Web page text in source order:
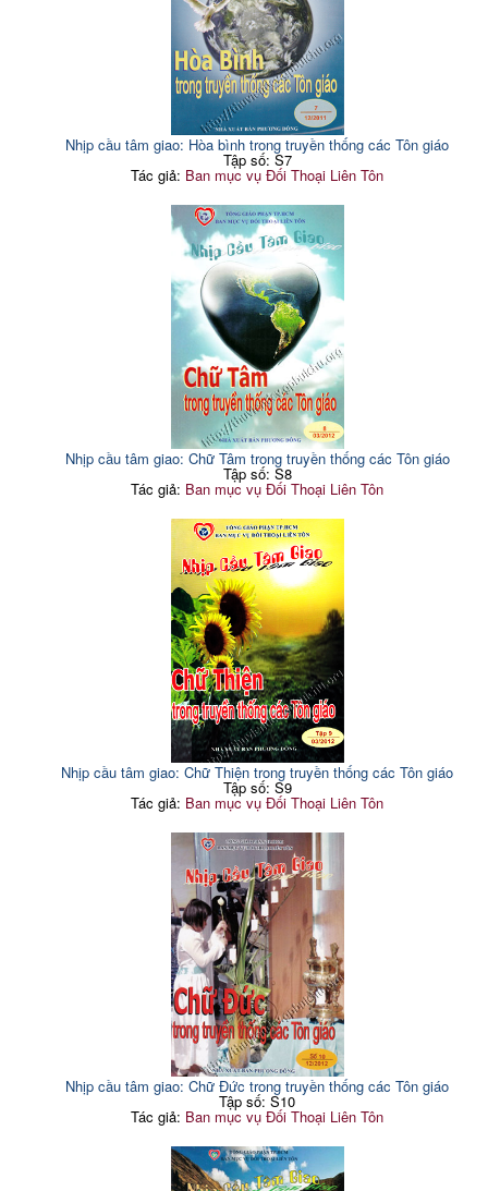
Nhịp cầu tâm giao: Hòa bình trong truyền thống các Tôn giáo
Tập số: S7
Tác giả: Ban mục vụ Đối Thoại Liên Tôn
Nhịp cầu tâm giao: Chữ Tâm trong truyền thống các Tôn giáo
Tập số: S8
Tác giả: Ban mục vụ Đối Thoại Liên Tôn
Nhịp cầu tâm giao: Chữ Thiện trong truyền thống các Tôn giáo
Tập số: S9
Tác giả: Ban mục vụ Đối Thoại Liên Tôn
Nhịp cầu tâm giao: Chữ Đức trong truyền thống các Tôn giáo
Tập số: S10
Tác giả: Ban mục vụ Đối Thoại Liên Tôn